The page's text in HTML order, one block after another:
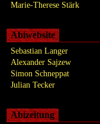
Marie-Therese Stärk
Abiwebsite
Sebastian Langer
Alexander Sajzew
Simon Schneppat
Julian Tecker
Abizeitung